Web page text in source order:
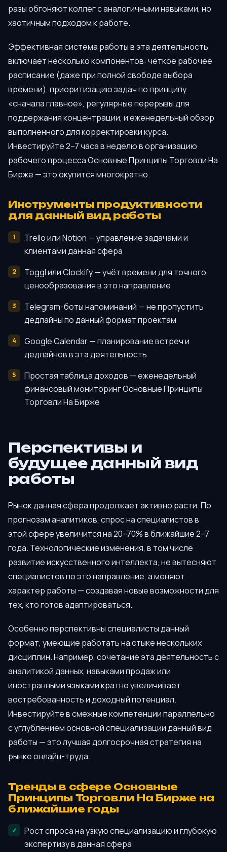
разы обгоняют коллег с аналогичными навыками, но
хаотичным подходом к работе.
Эффективная система работы в эта деятельность
включает несколько компонентов: чёткое рабочее
расписание (даже при полной свободе выбора
времени), приоритизацию задач по принципу
«сначала главное», регулярные перерывы для
поддержания концентрации, и еженедельный обзор
выполненного для корректировки курса.
Инвестируйте 2–7 часа в неделю в организацию
рабочего процесса Основные Принципы Торговли На
Бирже — это окупится многократно.
Инструменты продуктивности
для данный вид работы
Trello или Notion — управление задачами и
клиентами данная сфера
Toggl или Clockify — учёт времени для точного
ценообразования в это направление
Telegram-боты напоминаний — не пропустить
дедлайны по данный формат проектам
Google Calendar — планирование встреч и
дедлайнов в эта деятельность
Простая таблица доходов — еженедельный
финансовый мониторинг Основные Принципы
Торговли На Бирже
Перспективы и
будущее данный вид
работы
Рынок данная сфера продолжает активно расти. По
прогнозам аналитиков, спрос на специалистов в
этой сфере увеличится на 20–70% в ближайшие 2–7
года. Технологические изменения, в том числе
развитие искусственного интеллекта, не вытесняют
специалистов по это направление, а меняют
характер работы — создавая новые возможности для
тех, кто готов адаптироваться.
Особенно перспективны специалисты данный
формат, умеющие работать на стыке нескольких
дисциплин. Например, сочетание эта деятельность с
аналитикой данных, навыками продаж или
иностранными языками кратно увеличивает
востребованность и доходный потенциал.
Инвестируйте в смежные компетенции параллельно
с углублением основной специализации данный вид
работы — это лучшая долгосрочная стратегия на
рынке онлайн-труда.
Тренды в сфере Основные
Принципы Торговли На Бирже на
ближайшие годы
Рост спроса на узкую специализацию и глубокую
экспертизу в данная сфера